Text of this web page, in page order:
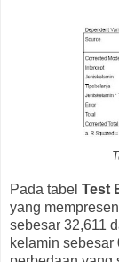
Pada tabel Test
yang
sebesar 32,611
kelamin sebesar